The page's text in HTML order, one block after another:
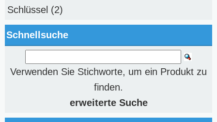
Schlüssel (2)
Schnellsuche
Verwenden Sie Stichworte, um ein Produkt zu
finden.
erweiterte Suche